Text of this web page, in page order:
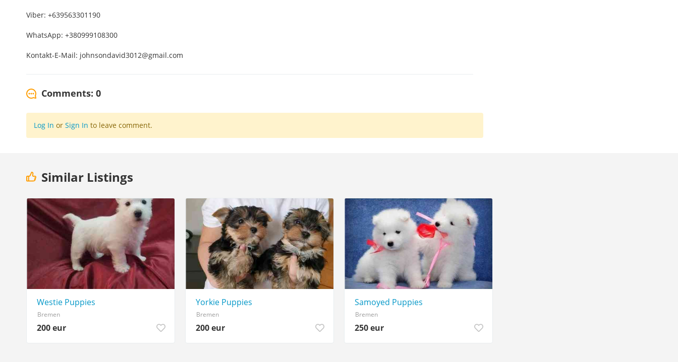
Viber: +639563301190
WhatsApp: +380999108300
Kontakt-E-Mail: johnsondavid3012@gmail.com
Comments: 0
Log In or Sign In to leave comment.
Similar Listings
Westie Puppies
Bremen
200 eur
Yorkie Puppies
Bremen
200 eur
Samoyed Puppies
Bremen
250 eur